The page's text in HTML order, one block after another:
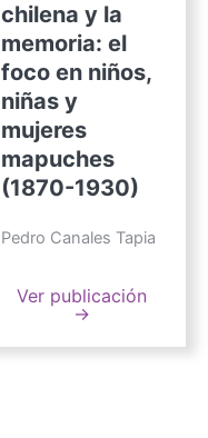
chilena y la
memoria: el
foco en niños,
niñas y
mujeres
mapuches
(1870-1930)
Pedro Canales Tapia
Ver publicación
→